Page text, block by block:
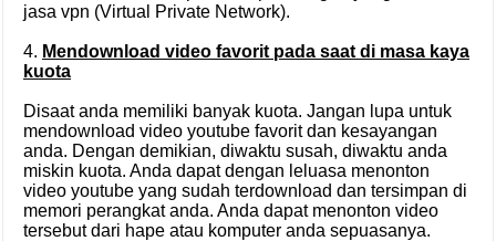
jasa vpn (Virtual Private Network).
4. Mendownload video favorit pada saat di masa kaya
kuota
Disaat anda memiliki banyak kuota. Jangan lupa untuk
mendownload video youtube favorit dan kesayangan
anda. Dengan demikian, diwaktu susah, diwaktu anda
miskin kuota. Anda dapat dengan leluasa menonton
video youtube yang sudah terdownload dan tersimpan di
memori perangkat anda. Anda dapat menonton video
tersebut dari hape atau komputer anda sepuasanya.